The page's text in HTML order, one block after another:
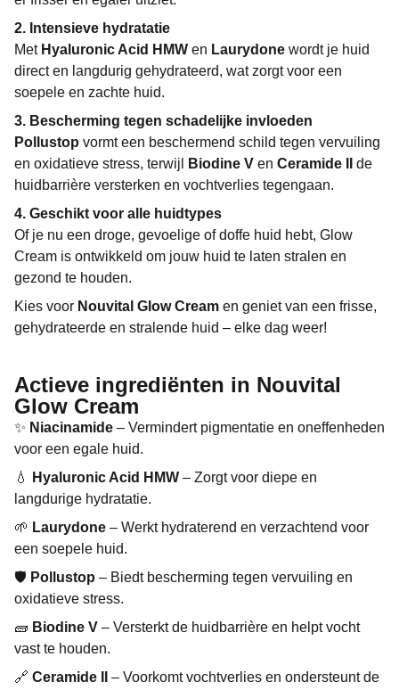
2. Intensieve hydratatie
Met Hyaluronic Acid HMW en Laurydone wordt je huid
direct en langdurig gehydrateerd, wat zorgt voor een
soepele en zachte huid.
3. Bescherming tegen schadelijke invloeden
Pollustop vormt een beschermend schild tegen vervuiling
en oxidatieve stress, terwijl
Biodine V en Ceramide II
de
huidbarrière versterken en vochtverlies tegengaan.
4. Geschikt voor alle huidtypes
Of je nu een droge, gevoelige of doffe huid hebt, Glow
Cream is ontwikkeld om jouw huid te laten stralen en
gezond te houden.
Kies voor Nouvital Glow Cream en geniet van een frisse,
gehydrateerde en stralende huid – elke dag weer!
Actieve ingrediënten in Nouvital
Glow Cream
✨ Niacinamide – Vermindert pigmentatie en oneffenheden
voor een egale huid.
💧
Hyaluronic Acid HMW – Zorgt voor diepe en
langdurige hydratatie.
🌱 Laurydone – Werkt hydraterend en verzachtend voor
een soepele huid.
🛡 Pollustop – Biedt bescherming tegen vervuiling en
oxidatieve stress.
🧱 Biodine V – Versterkt de huidbarrière en helpt vocht
vast te houden.
🔗 Ceramide II
– Voorkomt vochtverlies en ondersteunt de